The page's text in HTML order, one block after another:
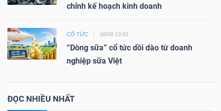
chỉnh kế hoạch kinh doanh
CỔ TỨC 06/08 13:02
“Dòng sữa” cổ tức dồi dào từ doanh
nghiệp sữa Việt
ĐỌC NHIỀU NHẤT